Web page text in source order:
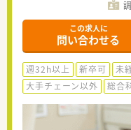
この求人に
問い合わせる
週32h以上 新卒可 未
大手チェーン以外
総合